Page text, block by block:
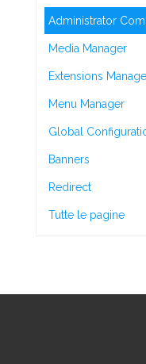
Administrator
Media Manager
Extensions
Menu Manager
Global
Banners
Redirect
Tutte le pagine